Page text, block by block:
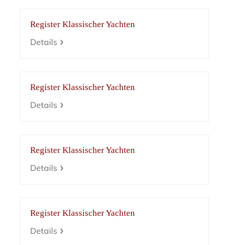
Register Klassischer Yachten
Details
Register Klassischer Yachten
Details
Register Klassischer Yachten
Details
Register Klassischer Yachten
Details